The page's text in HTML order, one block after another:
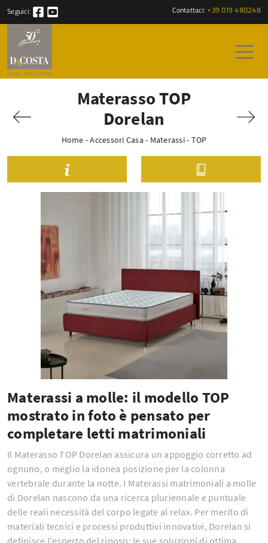
Seguici: Contattaci: +39 019 480248
Materasso TOP
Dorelan
Home -Accessori Casa - Materassi- TOP
Materassi a molle: il modello TOP
mostrato in foto è pensato per
completare letti matrimoniali
Il Materasso TOP Dorelan assicura un appoggio corretto ad
ognuno, o meglio la idonea posizione per la colonna
vertebrale durante la notte. I Materassi matrimoniali a molle
di Dorelan nascono da una ricerca pluriennale e puntuale
delle reali necessità del corpo legate al relax. Per merito di
materiali tecnici e processi produttivi innovativi, Dorelan si